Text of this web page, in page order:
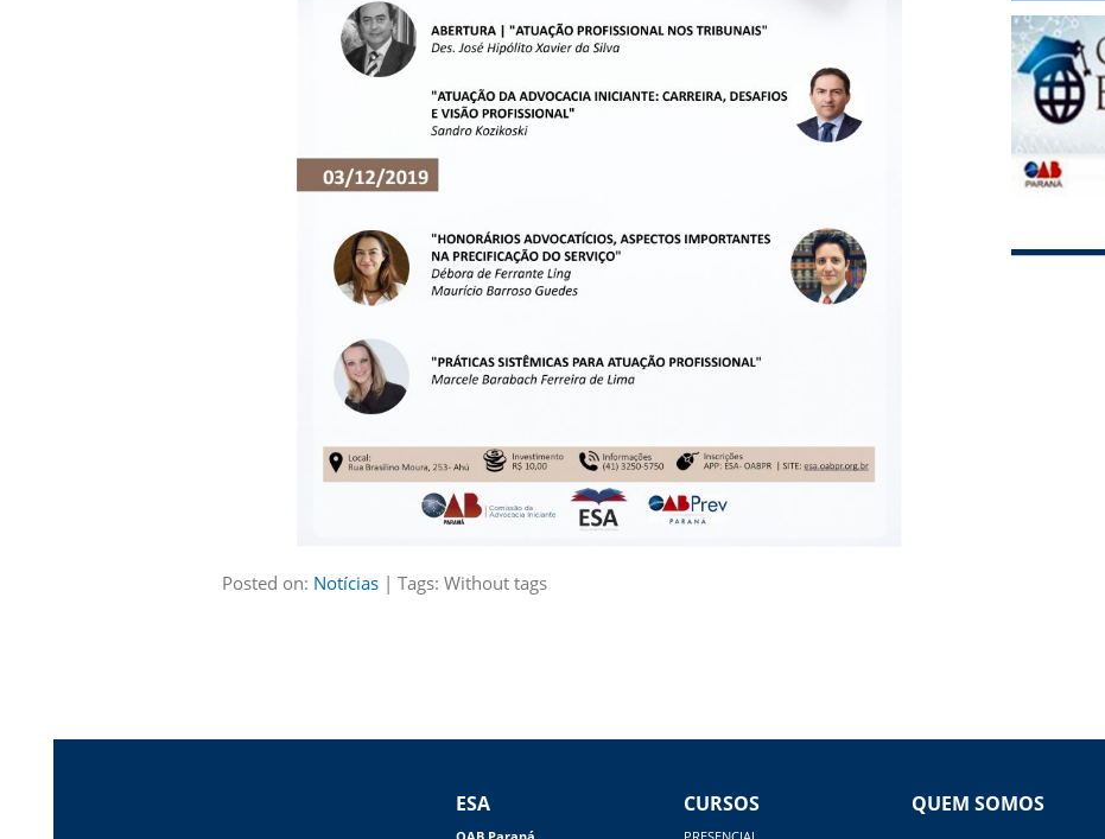
Posted on: Notícias | Tags: Without tags
ESA CURSOS QUEM SOMOS